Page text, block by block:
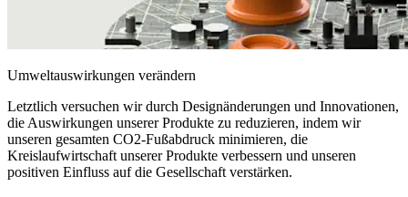
Umweltauswirkungen verändern
Letztlich versuchen wir durch Designänderungen und Innovationen,
die Auswirkungen unserer Produkte zu reduzieren, indem wir
unseren gesamten CO2-Fußabdruck minimieren, die
Kreislaufwirtschaft unserer Produkte verbessern und unseren
positiven Einfluss auf die Gesellschaft verstärken.